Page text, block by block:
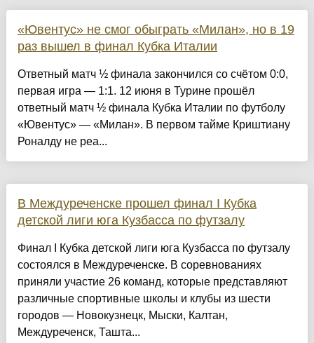
«Ювентус» не смог обыграть «Милан», но в 19
раз вышел в финал Кубка Италии
Ответный матч ½ финала закончился со счётом 0:0,
первая игра — 1:1. 12 июня в Турине прошёл
ответный матч ½ финала Кубка Италии по футболу
«Ювентус» — «Милан». В первом тайме Криштиану
Роналду не реа...
В Междуреченске прошел финал I Кубка
детской лиги юга Кузбасса по футзалу
Финал I Кубка детской лиги юга Кузбасса по футзалу
состоялся в Междуреченске. В соревнованиях
приняли участие 26 команд, которые представляют
различные спортивные школы и клубы из шести
городов — Новокузнецк, Мыски, Калтан,
Междуреченск, Ташта...